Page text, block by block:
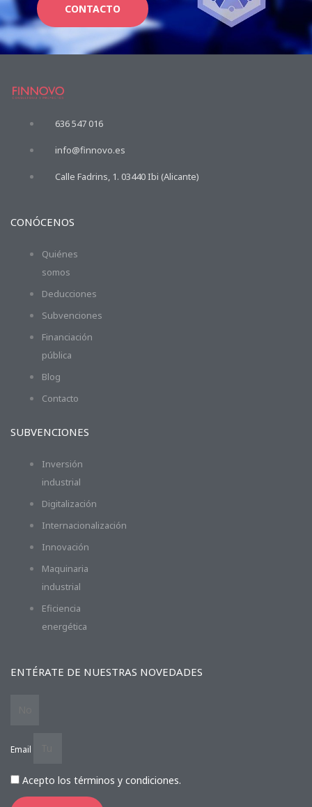
CONTACTO
636 547 016
info@finnovo.es
Calle Fadrins, 1. 03440 Ibi (Alicante)
CONÓCENOS
Quiénes
somos
Deducciones
Subvenciones
Financiación
pública
Blog
Contacto
SUBVENCIONES
Inversión
industrial
Digitalización
Internacionalización
Innovación
Maquinaria
industrial
Eficiencia
energética
ENTÉRATE DE NUESTRAS NOVEDADES
Email
Acepto los términos y condiciones.